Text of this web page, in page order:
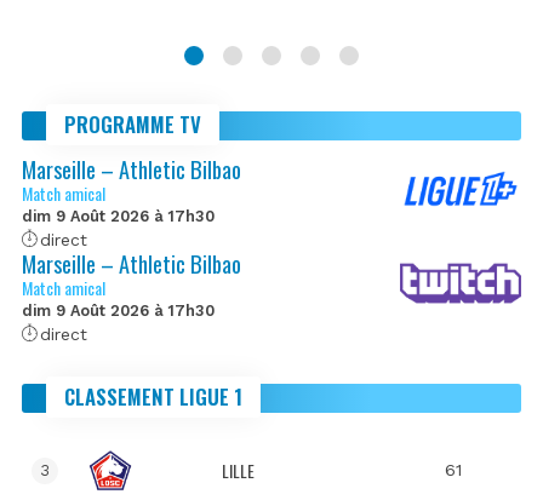
PROGRAMME TV
Marseille – Athletic Bilbao
Match amical
dim 9 Août 2026 à 17h30
direct
Marseille – Athletic Bilbao
Match amical
dim 9 Août 2026 à 17h30
direct
CLASSEMENT LIGUE 1
3 LILLE 61